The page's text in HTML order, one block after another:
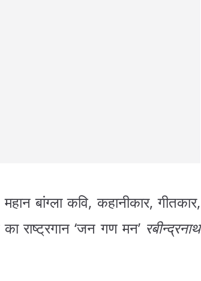
बांग्ला कवि, कहानीकार, गीतकार,
राष्ट्रगान ‘जन गण मन’ रबीन्द्रनाथ